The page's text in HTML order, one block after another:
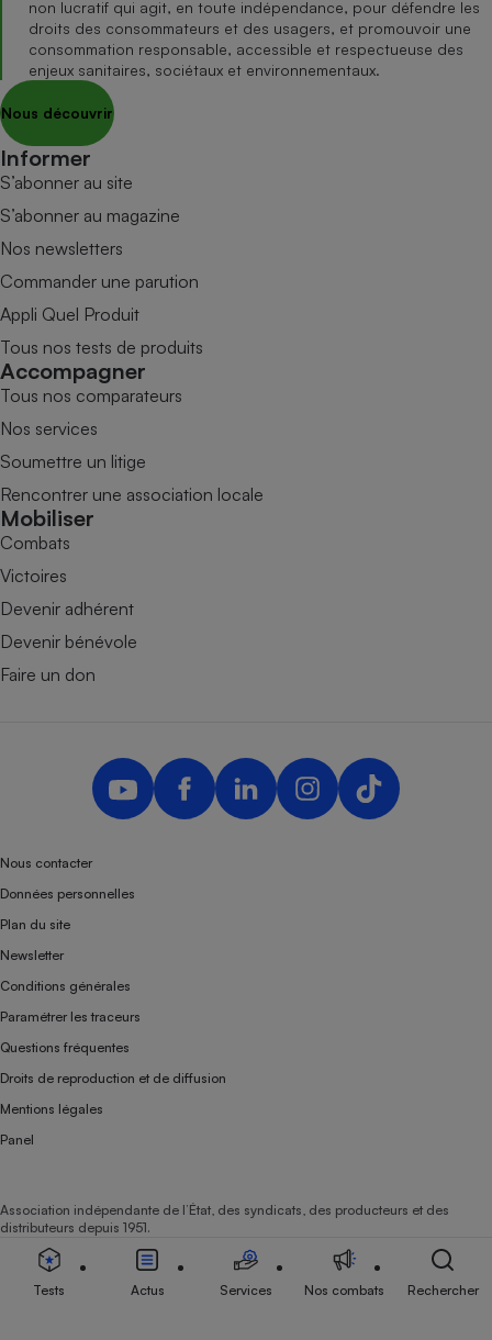
non lucratif qui agit, en toute indépendance, pour défendre les
droits des consommateurs et des usagers, et promouvoir une
consommation responsable, accessible et respectueuse des
enjeux sanitaires, sociétaux et environnementaux.
Nous découvrir
Informer
S’abonner au site
S’abonner au magazine
Nos newsletters
Commander une parution
Appli Quel Produit
Tous nos tests de produits
Accompagner
Tous nos comparateurs
Nos services
Soumettre un litige
Rencontrer une association locale
Mobiliser
Combats
Victoires
Devenir adhérent
Devenir bénévole
Faire un don
Nous contacter
Données personnelles
Plan du site
Newsletter
Conditions générales
Paramétrer les traceurs
Questions fréquentes
Droits de reproduction et de diffusion
Mentions légales
Panel
Association indépendante de l’État, des syndicats, des producteurs et des
distributeurs depuis 1951.
Tests Actus Services Nos combats Rechercher